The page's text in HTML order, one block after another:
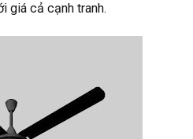
giá cả cạnh tranh.